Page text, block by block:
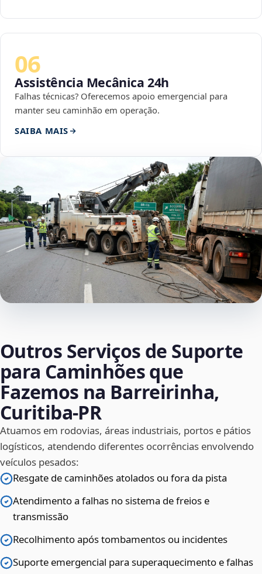
06
Assistência Mecânica 24h
Falhas técnicas? Oferecemos apoio emergencial para
manter seu caminhão em operação.
SAIBA MAIS
Outros Serviços de Suporte
para Caminhões que
Fazemos na Barreirinha,
Curitiba‑PR
Atuamos em rodovias, áreas industriais, portos e pátios
logísticos, atendendo diferentes ocorrências envolvendo
veículos pesados:
Resgate de caminhões atolados ou fora da pista
Atendimento a falhas no sistema de freios e
transmissão
Recolhimento após tombamentos ou incidentes
Suporte emergencial para superaquecimento e falhas